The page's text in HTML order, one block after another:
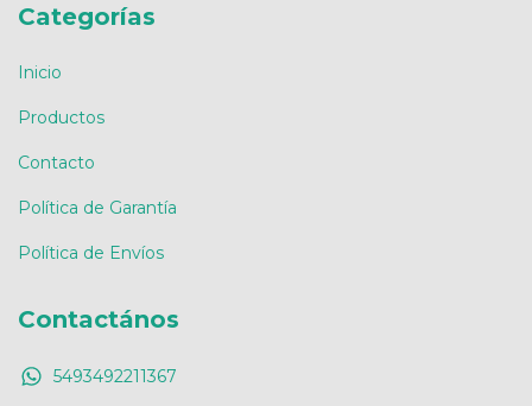
Categorías
Inicio
Productos
Contacto
Política de Garantía
Política de Envíos
Contactános
5493492211367